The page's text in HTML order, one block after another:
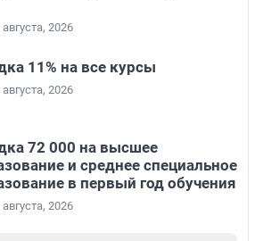
2026
11% на все курсы
2026
72 000 на высшее
и среднее специальное
в первый год обучения
2026